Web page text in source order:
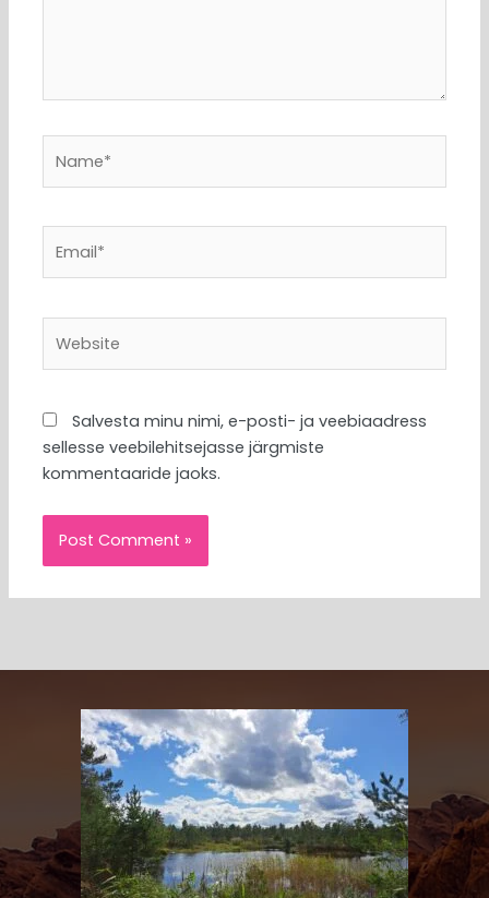
Salvesta minu nimi, e-posti- ja veebiaadress
sellesse veebilehitsejasse järgmiste
kommentaaride jaoks.